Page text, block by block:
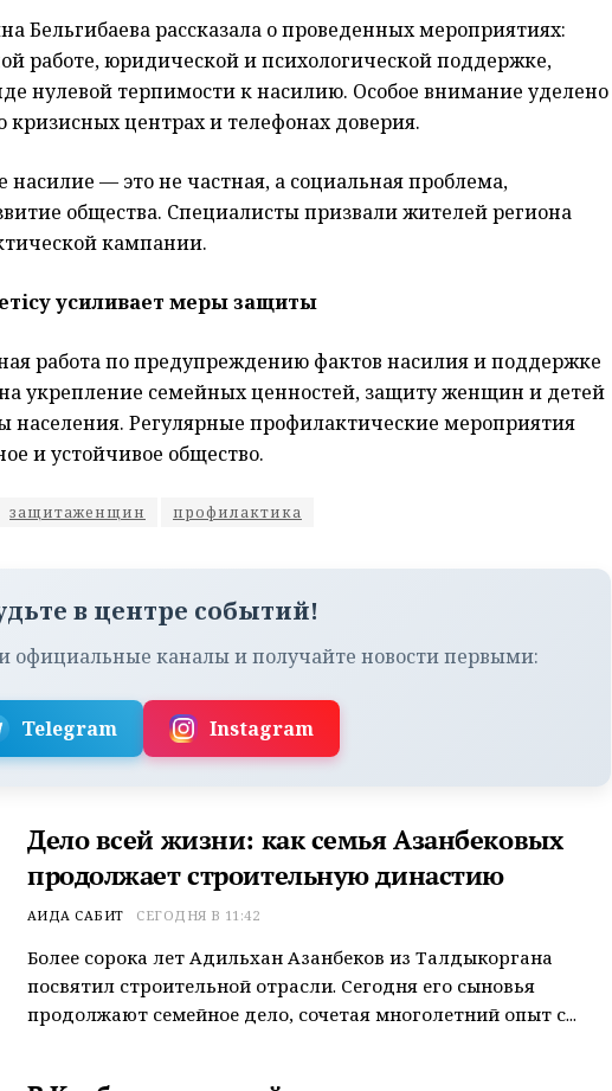
Бельгибаева рассказала о проведенных мероприятиях:
работе, юридической и психологической поддержке,
нулевой терпимости к насилию. Особое внимание уделено
центрах и телефонах доверия.
— это не частная, а социальная проблема,
общества. Специалисты призвали жителей региона
кампании.
усиливает меры защиты
работа по предупреждению фактов насилия и поддержке
укрепление семейных ценностей, защиту женщин и детей
населения. Регулярные профилактические мероприятия
и устойчивое общество.
защитаженщин профилактика
в центре событий!
официальные каналы и получайте новости первыми:
Telegram Instagram
Дело всей жизни: как семья Азанбековых
продолжает строительную династию
АИДА САБИТ СЕГОДНЯ В 11:42
Более сорока лет Адильхан Азанбеков из Талдыкоргана
посвятил строительной отрасли. Сегодня его сыновья
продолжают семейное дело, сочетая многолетний опыт с...